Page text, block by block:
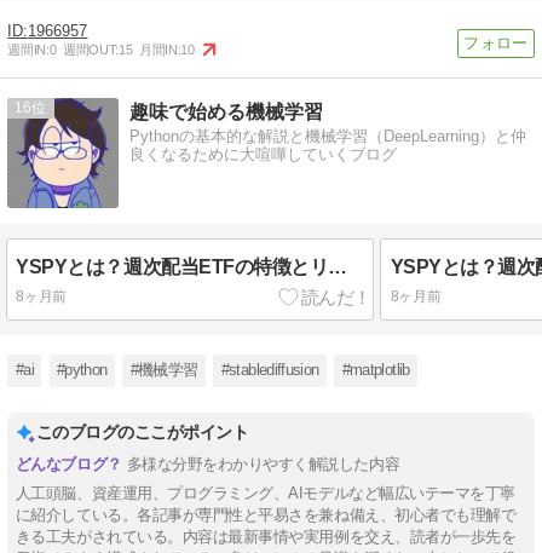
1966957
週間IN:0 週間OUT:15 月間IN:10
16 趣味で始める機械学習
Pythonの基本的な解説と機械学習（DeepLearning）と仲
良くなるために大喧嘩していくブログ
YSPYとは？週次配当ETFの特徴とリスクを徹底解説
8ヶ月前 8ヶ月前
#ai #python #機械学習 #stablediffusion #matplotlib
このブログのここがポイント
多様な分野をわかりやすく解説した内容
人工頭脳、資産運用、プログラミング、AIモデルなど幅広いテーマを丁寧
に紹介している。各記事が専門性と平易さを兼ね備え、初心者でも理解で
きる工夫がされている。内容は最新事情や実用例を交え、読者が一歩先を